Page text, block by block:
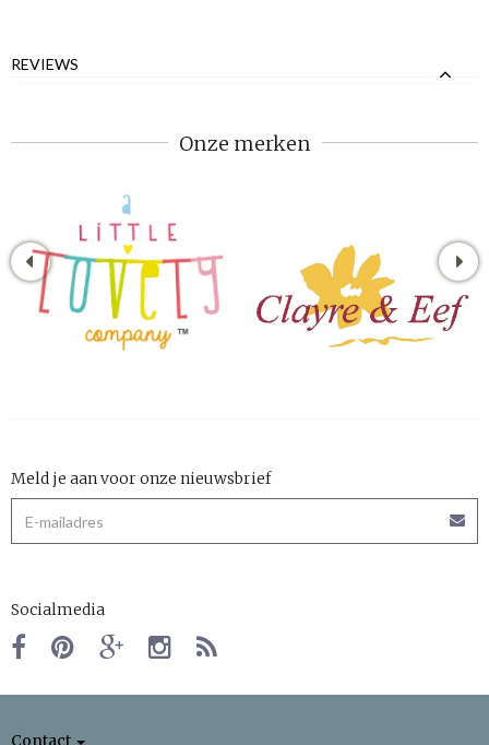
REVIEWS
Onze merken
Meld je aan voor onze nieuwsbrief
Socialmedia